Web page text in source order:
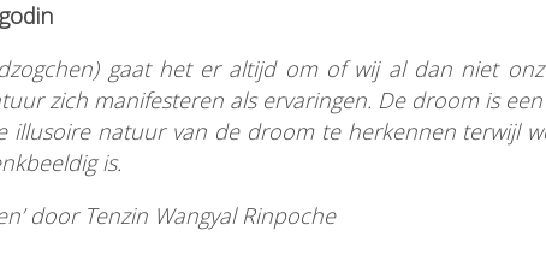
gaat het er altijd om of wij al dan niet
zich manifesteren als ervaringen. De droom is
illusoire natuur van de droom te herkennen terwijl
is.
door Tenzin Wangyal Rinpoche